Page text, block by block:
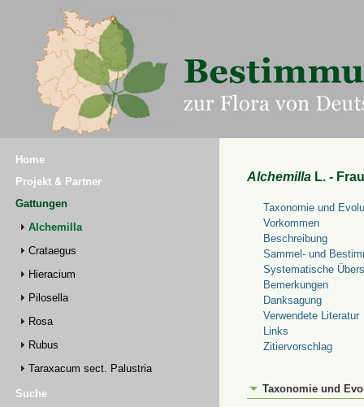
Home
Projekt & Partner
Gattungen
Alchemilla
Crataegus
Hieracium
Pilosella
Rosa
Rubus
Taraxacum sect. Palustria
Suche
Alchemilla L. -
Taxonomie und
Vorkommen
Beschreibung
Sammel- und
Systematische
Bemerkungen
Danksagung
Verwendete Literatur
Links
Zitiervorschlag
Taxonomie und